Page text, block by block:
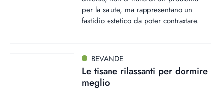
per la salute, ma rappresentano un
fastidio estetico da poter contrastare.
BEVANDE
Le tisane rilassanti per dormire
meglio